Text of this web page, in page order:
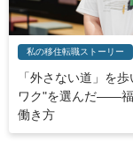
私の移住転職ストーリー
「外さない道」を
ワク"を選んだ——福
働き方